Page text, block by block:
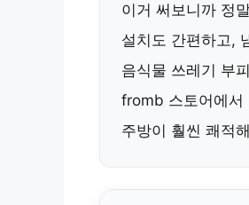
이거 써보니까 정
설치도 간편하고,
음식물 쓰레기 부
fromb 스토어에서
주방이 훨씬 쾌적